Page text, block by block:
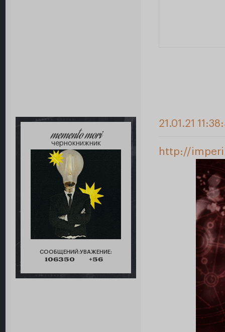
memento mori
чернокнижник
СООБЩЕНИЙ:
106350
УВАЖЕНИЕ:
+56
21.01.21
http://